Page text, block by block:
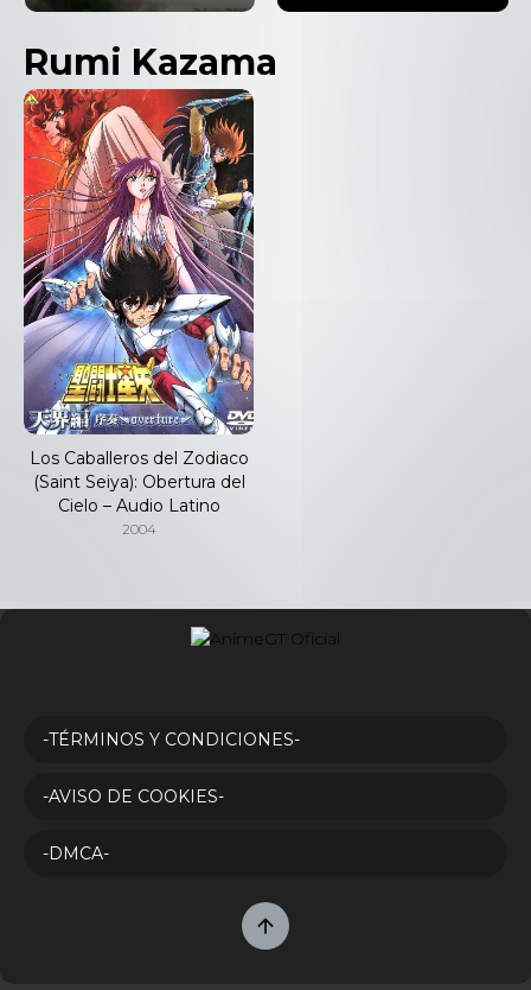
Rumi Kazama
Los Caballeros del Zodiaco
(Saint Seiya): Obertura del
Cielo – Audio Latino
2004
-TÉRMINOS Y CONDICIONES-
-AVISO DE COOKIES-
-DMCA-